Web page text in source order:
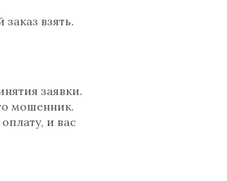
взять.
заявки.
мошенник.
и вас